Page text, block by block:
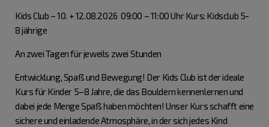
Kids Club – 10. + 12.08.2026 09:00 – 11:00 Uhr Kurs: Kidsclub 5-
8 jährige
An zwei Tagen für jeweils zwei Stunden
Entwicklung, Spaß und Bewegung! Der Kids Club ist der ideale
Kurs für Kinder 5–8 Jahre, die das Bouldern kennenlernen und
dabei jede Menge Spaß haben möchten! Unser Kurs schafft eine
sichere und einladende Atmosphäre, in der sich jedes Kind